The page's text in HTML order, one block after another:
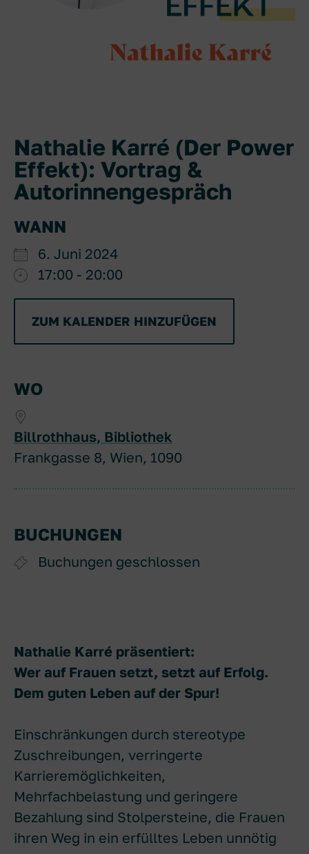
Nathalie Karré (Der Power
Effekt): Vortrag &
Autorinnengespräch
WANN
6. Juni 2024
17:00 - 20:00
ZUM KALENDER HINZUFÜGEN
WO
Billrothhaus, Bibliothek
Frankgasse 8, Wien, 1090
BUCHUNGEN
Buchungen geschlossen
Nathalie Karré präsentiert:
Wer auf Frauen setzt, setzt auf Erfolg.
Dem guten Leben auf der Spur!
Einschränkungen durch stereotype
Zuschreibungen, verringerte
Karrieremöglichkeiten,
Mehrfachbelastung und geringere
Bezahlung sind Stolpersteine, die Frauen
ihren Weg in ein erfülltes Leben unnötig